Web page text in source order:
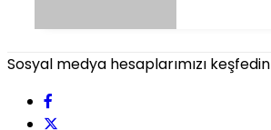
Sosyal medya hesaplarımızı keşfedin